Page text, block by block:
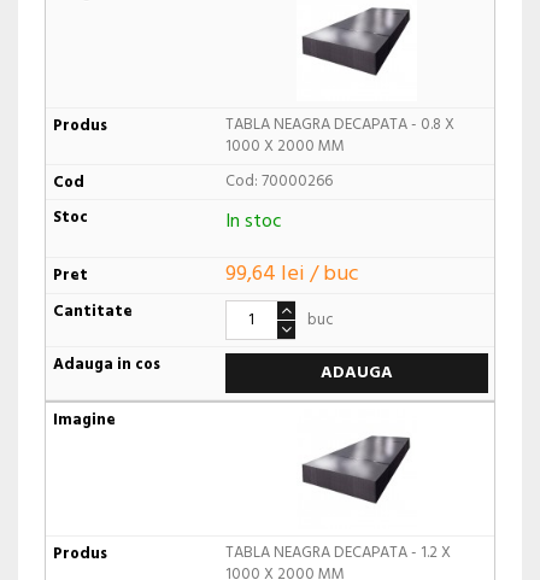
TABLA NEAGRA DECAPATA - 0.8 X
1000 X 2000 MM
Cod: 70000266
In stoc
99,64 lei / buc
buc
ADAUGA
TABLA NEAGRA DECAPATA - 1.2 X
1000 X 2000 MM